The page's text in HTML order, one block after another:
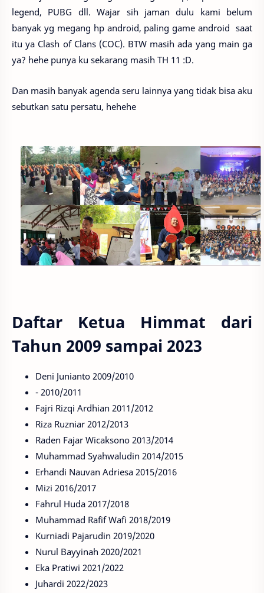
legend, PUBG dll. Wajar sih jaman dulu kami belum
banyak yg megang hp android, paling game android saat
itu ya Clash of Clans (COC). BTW masih ada yang main ga
ya? hehe punya ku sekarang masih TH 11 :D.
Dan masih banyak agenda seru lainnya yang tidak bisa aku
sebutkan satu persatu, hehehe
Daftar Ketua Himmat dari
Tahun 2009 sampai 2023
Deni Junianto 2009/2010
- 2010/2011
Fajri Rizqi Ardhian 2011/2012
Riza Ruzniar 2012/2013
Raden Fajar Wicaksono 2013/2014
Muhammad Syahwaludin 2014/2015
Erhandi Nauvan Adriesa 2015/2016
Mizi 2016/2017
Fahrul Huda 2017/2018
Muhammad Rafif Wafi 2018/2019
Kurniadi Pajarudin 2019/2020
Nurul Bayyinah 2020/2021
Eka Pratiwi 2021/2022
Juhardi 2022/2023